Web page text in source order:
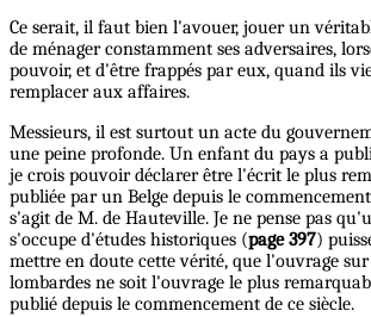
Ce serait, il faut bien l'avouer, jouer un
de ménager constamment ses adversaires,
pouvoir, et d'être frappés par eux, quand ils
remplacer aux affaires.
Messieurs, il est surtout un acte du
une peine profonde. Un enfant du pays a
je crois pouvoir déclarer être l'écrit le plus
publiée par un Belge depuis le
s'agit de M. de Hauteville. Je ne pense pas
s'occupe d'études historiques (page 397)
mettre en doute cette vérité, que l'ouvrage
lombardes ne soit l'ouvrage le plus
publié depuis le commencement de ce siècle.